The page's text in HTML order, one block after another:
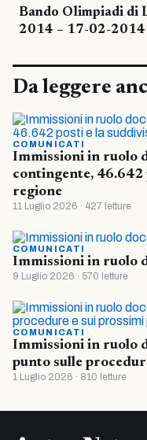
Bando Olimpiadi di
2014 – 17-02-2014
Da leggere
COMUNICATI
Immissioni in ruolo
contingente, 46.642
regione
11 Luglio 2026 · 427 letture
COMUNICATI
Immissioni in ruolo
9 Luglio 2026 · 570 letture
COMUNICATI
Immissioni in ruolo
punto sulle
1 Luglio 2026 · 810 letture